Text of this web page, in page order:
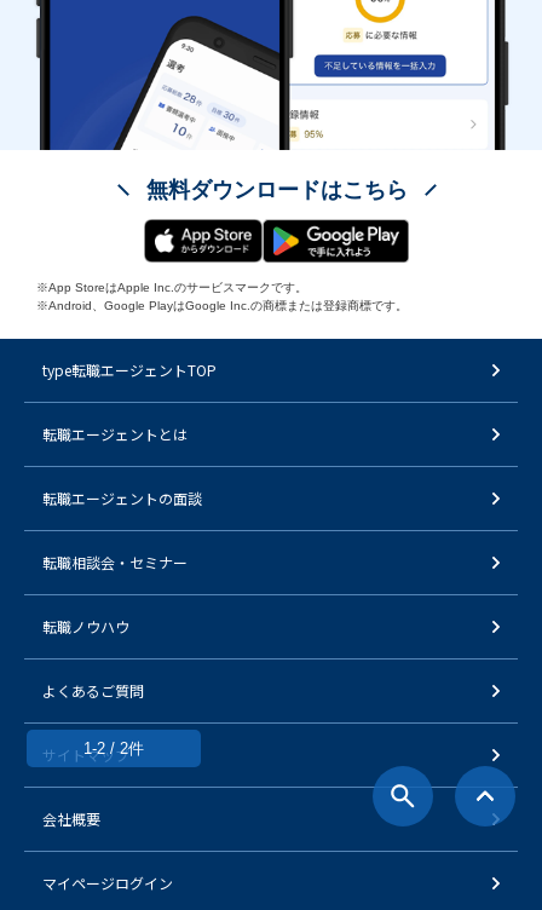
1-2 / 2件
無料ダウンロードはこちら
※App StoreはApple Inc.のサービスマークです。
※Android、Google PlayはGoogle Inc.の商標または登録商標です。
type転職エージェントTOP
転職エージェントとは
転職エージェントの面談
転職相談会・セミナー
転職ノウハウ
よくあるご質問
サイトマップ
会社概要
マイページログイン